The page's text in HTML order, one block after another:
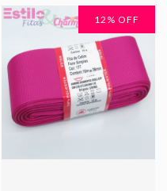
12 % OFF